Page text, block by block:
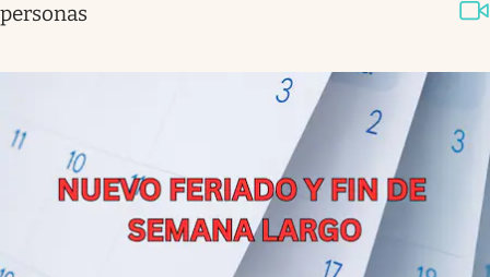
personas